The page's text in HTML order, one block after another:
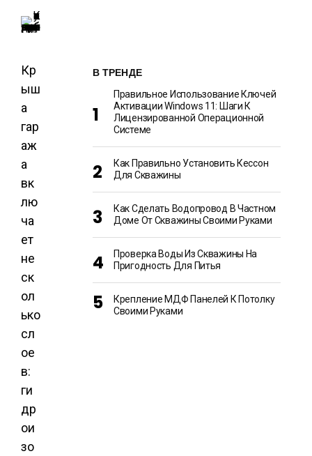
Кр
ыш
а
гар
аж
а
вк
лю
ча
ет
не
ск
ол
ько
сл
ое
в:
ги
др
ои
зо
В ТРЕНДЕ
Правильное Использование Ключей
Активации Windows 11: Шаги К
Лицензированной Операционной
Системе
Как Правильно Установить Кессон
Для Скважины
Как Сделать Водопровод В Частном
Доме От Скважины Своими Руками
Проверка Воды Из Скважины На
Пригодность Для Питья
Крепление МДФ Панелей К Потолку
Своими Руками